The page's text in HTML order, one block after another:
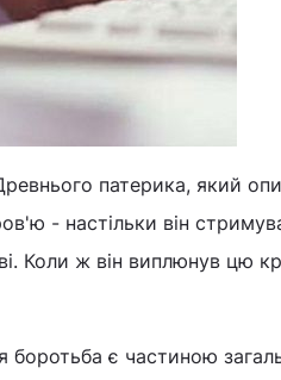
патерика, який
- настільки він
Коли ж він виплюнув цю
боротьба є частиною